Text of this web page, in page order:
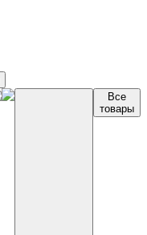
Все
товары